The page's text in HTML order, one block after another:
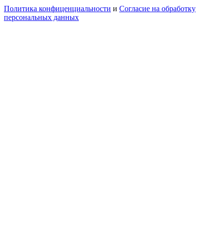
Политика конфиценциальности и Согласие на обработку
персональных данных